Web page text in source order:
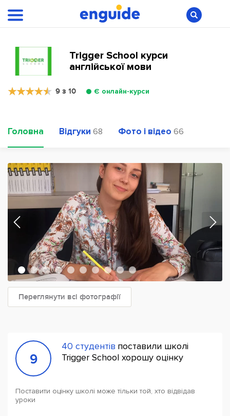
Trigger School курси
англійської мови
9 з 10 Є онлайн-курси
Головна Відгуки 68 Фото і відео 66
Переглянути всі фотографії
9
40 студентів поставили школі
Trigger School хорошу оцінку
Поставити оцінку школі може тільки той, хто відвідав
уроки